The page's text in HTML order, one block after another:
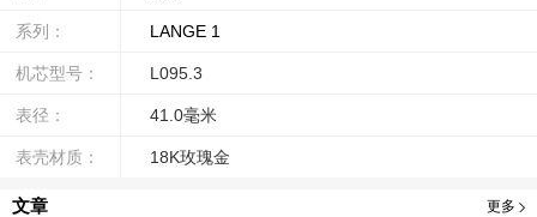
系列： LANGE 1
机芯型号： L095.3
表径： 41.0毫米
表壳材质： 18K玫瑰金
文章 更多